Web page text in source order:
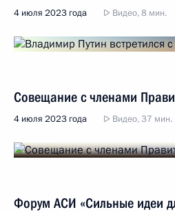
4 июля 2023 года Видео, 8 мин.
Совещание с членами
4 июля 2023 года Видео, 37 мин.
Форум АСИ «Сильные идеи